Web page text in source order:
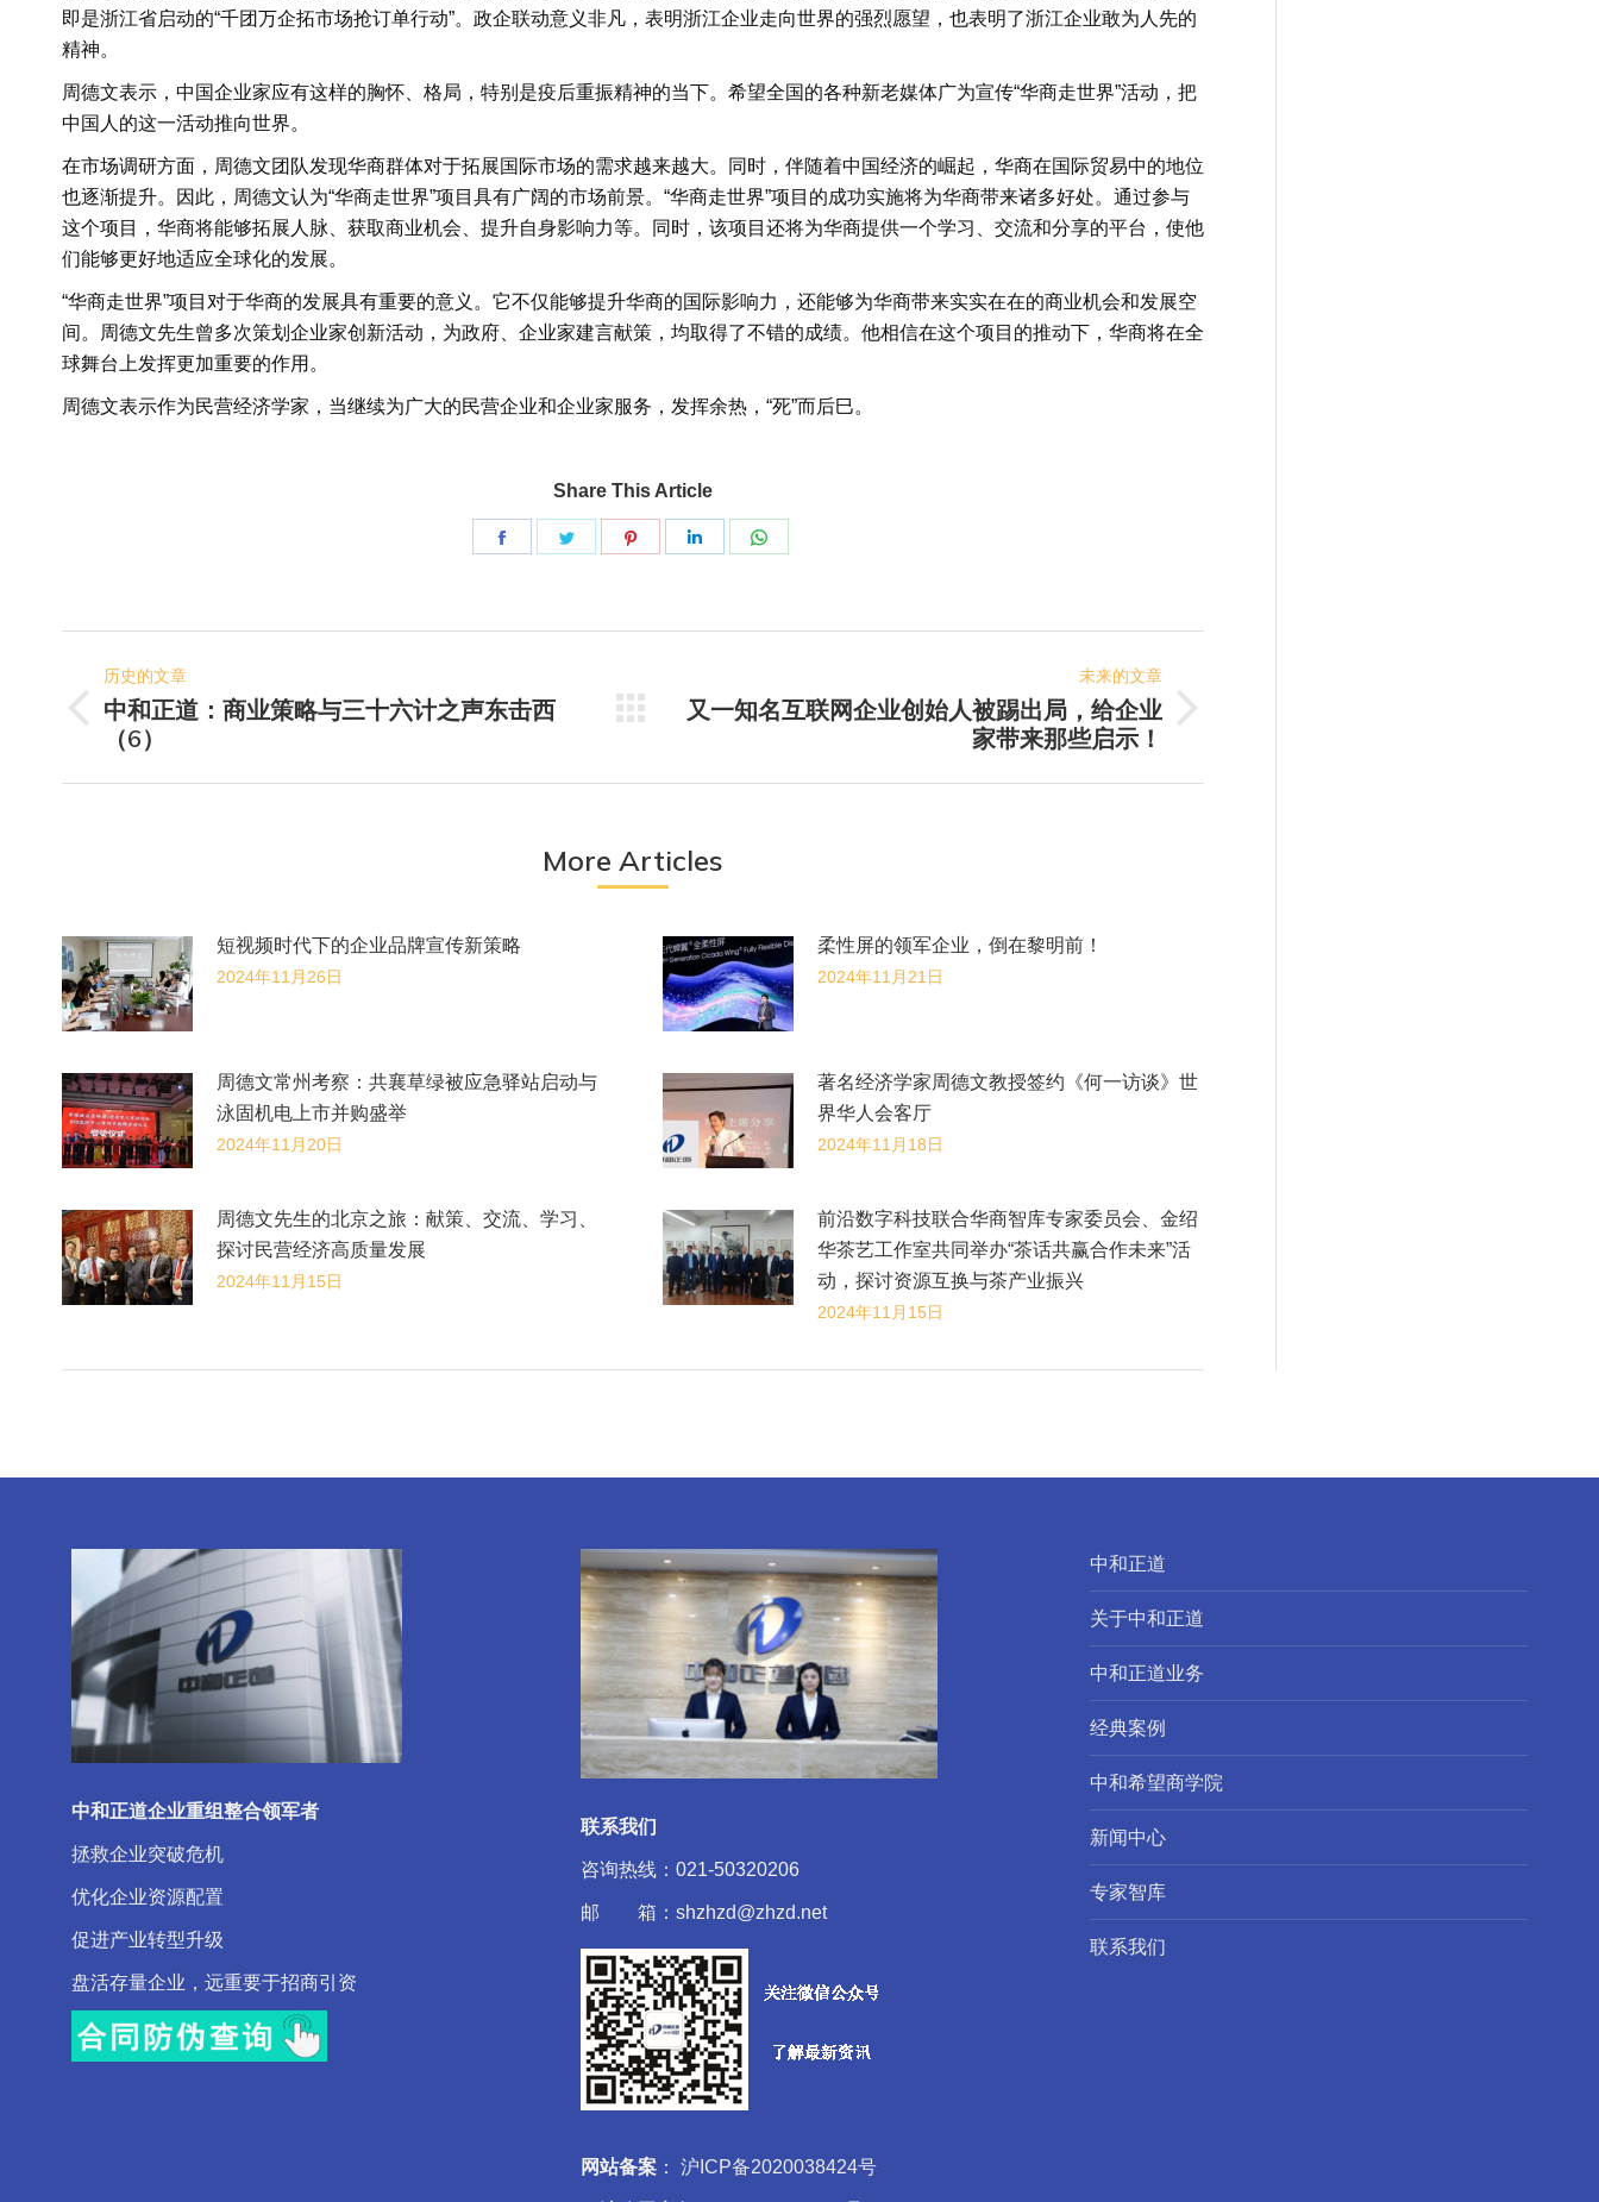
即是浙江省启动的“千团万企拓市场抢订单行动”。政企联动意义非凡，表明浙江企业走向世界的强烈愿望，也表明了浙江企业敢为人先的
精神。
周德文表示，中国企业家应有这样的胸怀、格局，特别是疫后重振精神的当下。希望全国的各种新老媒体广为宣传“华商走世界”活动，把
中国人的这一活动推向世界。
在市场调研方面，周德文团队发现华商群体对于拓展国际市场的需求越来越大。同时，伴随着中国经济的崛起，华商在国际贸易中的地位
也逐渐提升。因此，周德文认为“华商走世界”项目具有广阔的市场前景。“华商走世界”项目的成功实施将为华商带来诸多好处。通过参与
这个项目，华商将能够拓展人脉、获取商业机会、提升自身影响力等。同时，该项目还将为华商提供一个学习、交流和分享的平台，使他
们能够更好地适应全球化的发展。
“华商走世界”项目对于华商的发展具有重要的意义。它不仅能够提升华商的国际影响力，还能够为华商带来实实在在的商业机会和发展空
间。周德文先生曾多次策划企业家创新活动，为政府、企业家建言献策，均取得了不错的成绩。他相信在这个项目的推动下，华商将在全
球舞台上发挥更加重要的作用。
周德文表示作为民营经济学家，当继续为广大的民营企业和企业家服务，发挥余热，“死”而后巳。
Share This Article
Share
Share
Share
Share
章
航
历史的文章
历
史
的
中和正道：商业策略与三十六计之声东击西
（6）
未来的文章
未
的
又一知名互联网企业创始人被踢出局，给企业
家带来那些启示！
More Articles
短视频时代下的企业品牌宣传新策略
2024年11月26日
柔性屏的领军企业，倒在黎明前！
2024年11月21日
周德文常州考察：共襄草绿被应急驿站启动与
泳固机电上市并购盛举
2024年11月20日
著名经济学家周德文教授签约《何一访谈》世
界华人会客厅
2024年11月18日
​周德文先生的北京之旅：献策、交流、学习、
探讨民营经济高质量发展
2024年11月15日
前沿数字科技联合华商智库专家委员会、金绍
华茶艺工作室共同举办“茶话共赢合作未来”活
动，探讨资源互换与茶产业振兴
2024年11月15日
中和正道企业重组整合领军者
拯救企业突破危机
优化企业资源配置
促进产业转型升级
盘活存量企业，远重要于招商引资
联系我们
咨询热线：021-50320206
邮 箱：shzhzd@zhzd.net
网站备案： 沪ICP备2020038424号
中和正道
关于中和正道
中和正道业务
经典案例
中和希望商学院
新闻中心
专家智库
联系我们